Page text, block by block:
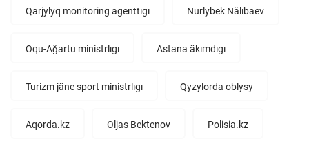
Qarjylyq monitoring agenttıgı Nūrlybek Nälıbaev
Oqu-Aǧartu ministrlıgı Astana äkımdıgı
Turizm jäne sport ministrlıgı Qyzylorda oblysy
Aqorda.kz Oljas Bektenov Polisia.kz